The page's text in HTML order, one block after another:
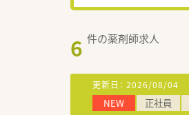
6 件の薬剤師求人
更新日： 2026/08/04
NEW 正社員